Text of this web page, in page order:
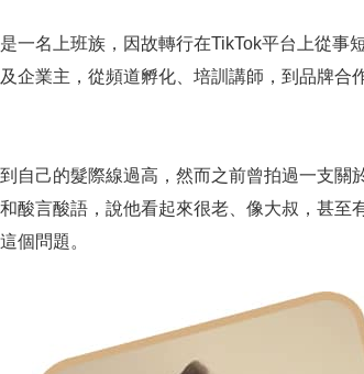
一名上班族，因故轉行在TikTok平台上從事
企業主，從頻道孵化、培訓講師，到品牌
自己的髮際線過高，然而之前曾拍過一支
酸言酸語，說他看起來很老、像大叔，甚
個問題。